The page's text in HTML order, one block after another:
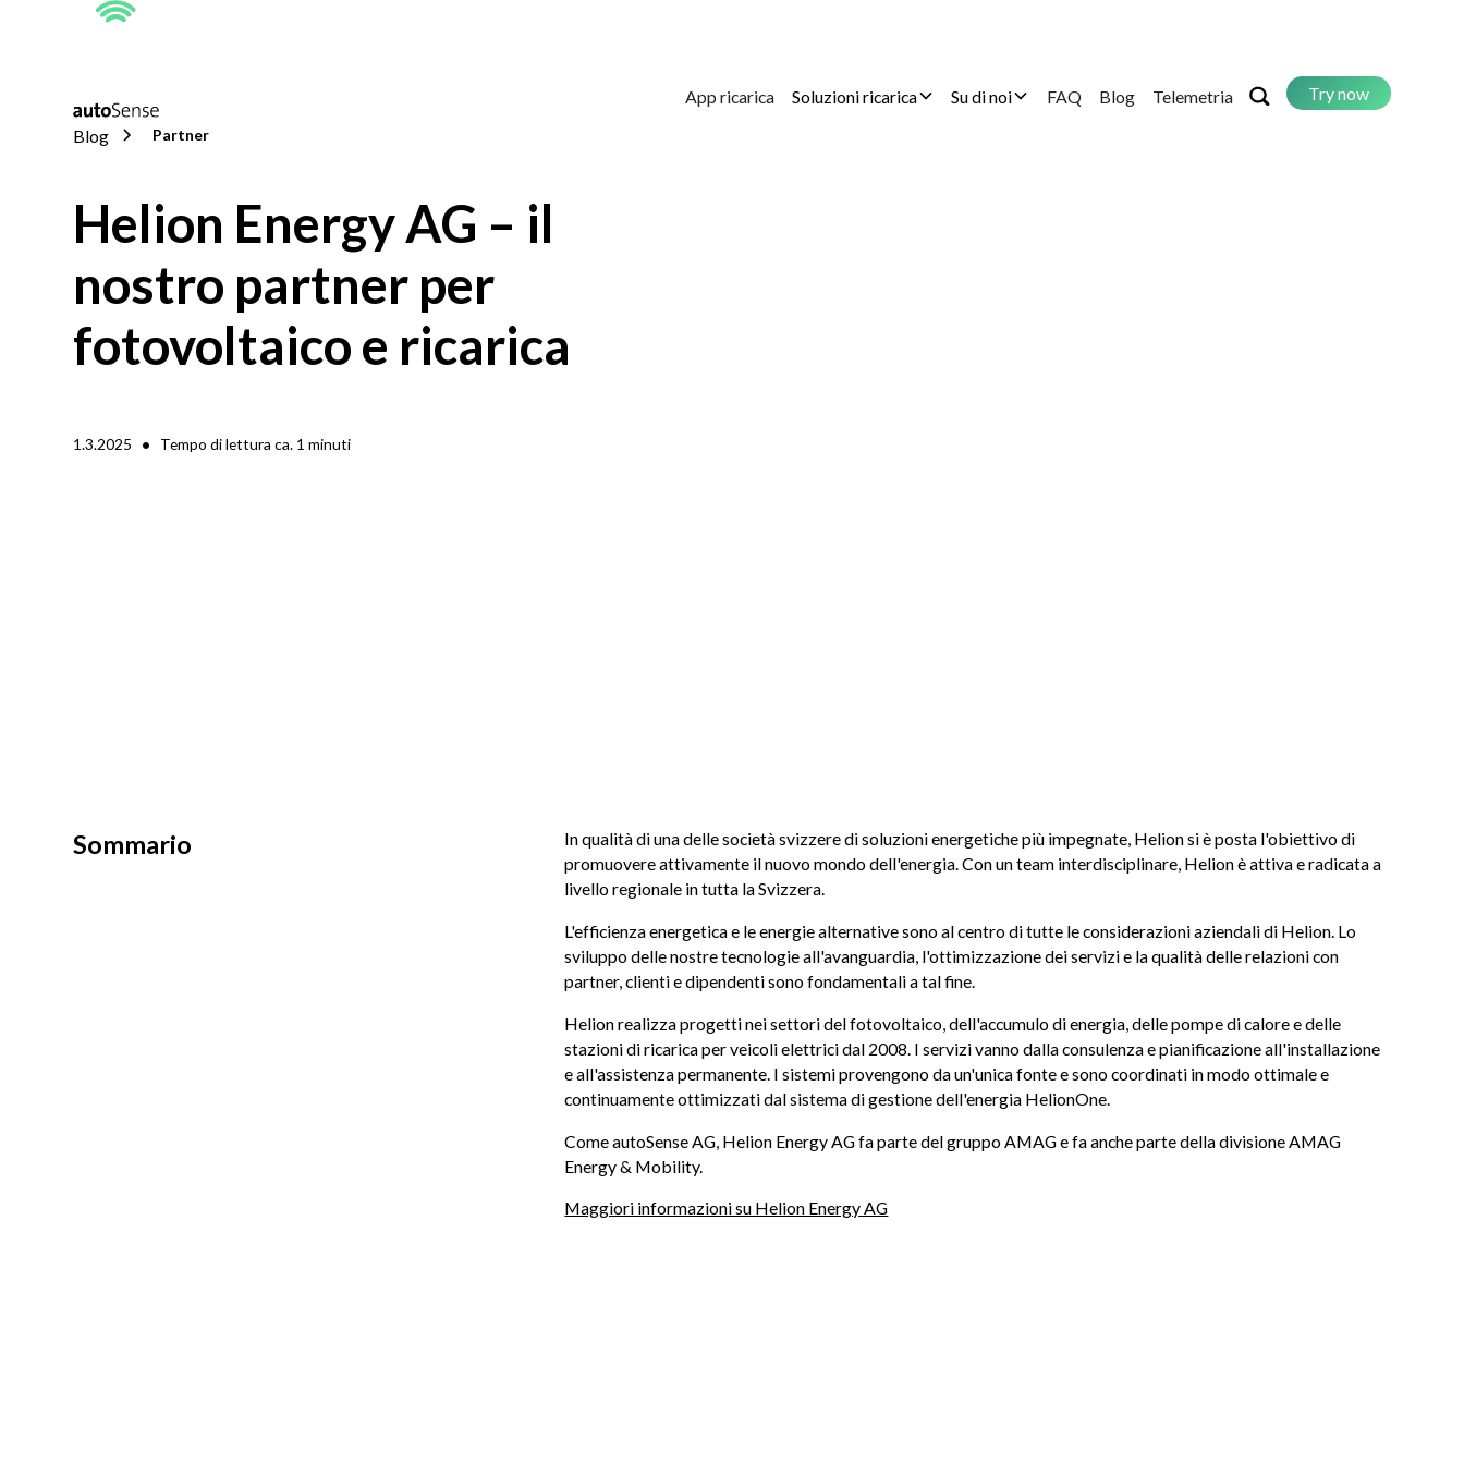
App ricarica Soluzioni ricarica Su di noi FAQ Blog Telemetria Try now
Blog Partner
Helion Energy AG – il
nostro partner per
fotovoltaico e ricarica
1.3.2025 • Tempo di lettura ca. 1 minuti
Sommario
In qualità di una delle società svizzere di soluzioni energetiche più impegnate, Helion si è posta l'obiettivo di
promuovere attivamente il nuovo mondo dell'energia. Con un team interdisciplinare, Helion è attiva e radicata a
livello regionale in tutta la Svizzera.
L'efficienza energetica e le energie alternative sono al centro di tutte le considerazioni aziendali di Helion. Lo
sviluppo delle nostre tecnologie all'avanguardia, l'ottimizzazione dei servizi e la qualità delle relazioni con
partner, clienti e dipendenti sono fondamentali a tal fine.
Helion realizza progetti nei settori del fotovoltaico, dell'accumulo di energia, delle pompe di calore e delle
stazioni di ricarica per veicoli elettrici dal 2008. I servizi vanno dalla consulenza e pianificazione all'installazione
e all'assistenza permanente. I sistemi provengono da un'unica fonte e sono coordinati in modo ottimale e
continuamente ottimizzati dal sistema di gestione dell'energia HelionOne.
Come autoSense AG, Helion Energy AG fa parte del gruppo AMAG e fa anche parte della divisione AMAG
Energy & Mobility.
Maggiori informazioni su Helion Energy AG